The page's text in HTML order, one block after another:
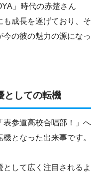
」時代の赤楚さん
も成長を遂げており、そ
の彼の魅力の源になっ
としての転機
表参道高校合唱部！」へ
となった出来事です。
して広く注目されるよ